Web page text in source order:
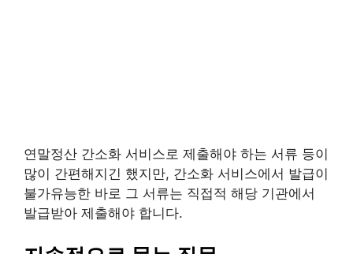
연말정산 간소화 서비스로 제출해야 하는 서류 등이
많이 간편해지긴 했지만, 간소화 서비스에서 발급이
불가유능한 바로 그 서류는 직접적 해당 기관에서
발급받아 제출해야 합니다.